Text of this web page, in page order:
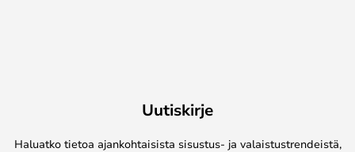
Uutiskirje
Haluatko tietoa ajankohtaisista sisustus- ja valaistustrendeistä,